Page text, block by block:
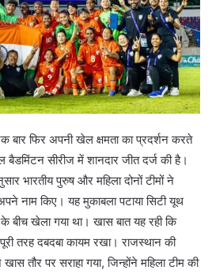
बार फिर अपनी खेल क्षमता का प्रदर्शन करते
सीरीज में शानदार जीत दर्ज की है।
भारतीय पुरुष और महिला दोनों टीमों ने
नाम किए। यह मुकाबला पटाया सिटी यूथ
बीच खेला गया था। खास बात यह रही कि
तरह दबदबा कायम रखा। राजस्थान की
खास तौर पर सराहा गया, जिन्होंने महिला टीम की